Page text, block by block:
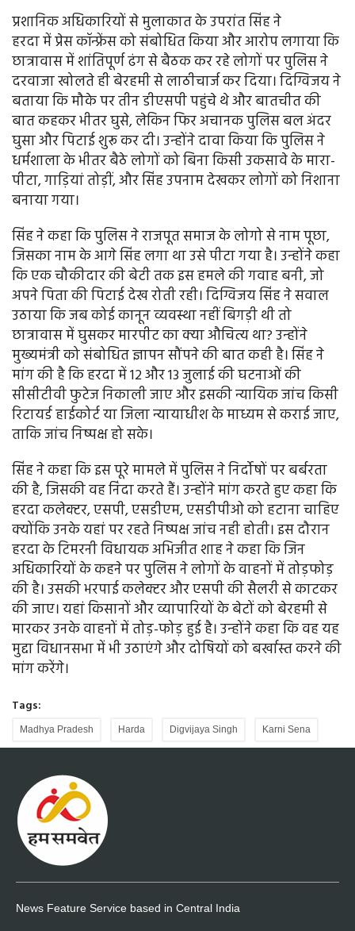
प्रशानिक अधिकारियों से मुलाकात के उपरांत सिंह ने
हरदा में प्रेस कॉन्फ्रेंस को संबोधित किया और आरोप लगाया कि
छात्रावास में शांतिपूर्ण ढंग से बैठक कर रहे लोगों पर पुलिस ने
दरवाजा खोलते ही बेरहमी से लाठीचार्ज कर दिया। दिग्विजय ने
बताया कि मौके पर तीन डीएसपी पहुंचे थे और बातचीत की
बात कहकर भीतर घुसे, लेकिन फिर अचानक पुलिस बल अंदर
घुसा और पिटाई शुरू कर दी। उन्होंने दावा किया कि पुलिस ने
धर्मशाला के भीतर बैठे लोगों को बिना किसी उकसावे के मारा-
पीटा, गाड़ियां तोड़ीं, और सिंह उपनाम देखकर लोगों को निशाना
बनाया गया।
सिंह ने कहा कि पुलिस ने राजपूत समाज के लोगो से नाम पूछा,
जिसका नाम के आगे सिंह लगा था उसे पीटा गया है। उन्होंने कहा
कि एक चौकीदार की बेटी तक इस हमले की गवाह बनी, जो
अपने पिता की पिटाई देख रोती रही। दिग्विजय सिंह ने सवाल
उठाया कि जब कोई कानून व्यवस्था नहीं बिगड़ी थी तो
छात्रावास में घुसकर मारपीट का क्या औचित्य था? उन्होंने
मुख्यमंत्री को संबोधित ज्ञापन सौंपने की बात कही है। सिंह ने
मांग की है कि हरदा में 12 और 13 जुलाई की घटनाओं की
सीसीटीवी फुटेज निकाली जाए और इसकी न्यायिक जांच किसी
रिटायर्ड हाईकोर्ट या जिला न्यायाधीश के माध्यम से कराई जाए,
ताकि जांच निष्पक्ष हो सके।
सिंह ने कहा कि इस पूरे मामले में पुलिस ने निर्दोषों पर बर्बरता
की है, जिसकी वह निंदा करते हैं। उन्होंने मांग करते हुए कहा कि
हरदा कलेक्टर, एसपी, एसडीएम, एसडीपीओ को हटाना चाहिए
क्योंकि उनके यहां पर रहते निष्पक्ष जांच नही होती। इस दौरान
हरदा के टिमरनी विधायक अभिजीत शाह ने कहा कि जिन
अधिकारियों के कहने पर पुलिस ने लोगों के वाहनों में तोड़फोड़
की है। उसकी भरपाई कलेक्टर और एसपी की सैलरी से काटकर
की जाए। यहां किसानों और व्यापारियों के बेटों को बेरहमी से
मारकर उनके वाहनों में तोड़-फोड़ हुई है। उन्होंने कहा कि वह यह
मुद्दा विधानसभा में भी उठाएंगे और दोषियों को बर्खास्त करने की
मांग करेंगे।
Tags:
Madhya Pradesh Harda Digvijaya Singh Karni Sena
News Feature Service based in Central India